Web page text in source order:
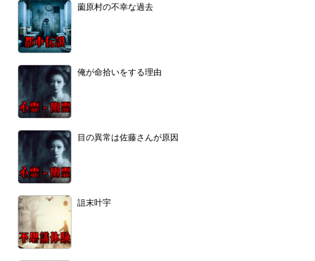
薗原村の不幸な過去
俺が命拾いをする理由
目の異常は佐藤さんが原因
詛末叶宇